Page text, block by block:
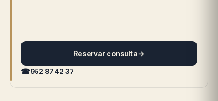
Reservar consulta→
☎952 87 42 37